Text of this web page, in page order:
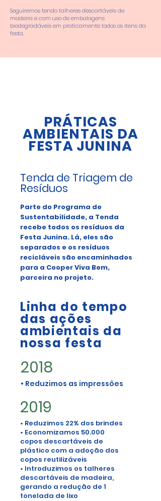
Seguiremos tendo talheres descartáveis de
madeira e com uso de embalagens
biodegradáveis em praticamente todos os itens da
festa.
PRÁTICAS
AMBIENTAIS DA
FESTA JUNINA
Tenda de Triagem de
Resíduos
Parte do Programa de
Sustentabilidade, a Tenda
recebe todos os resíduos da
Festa Junina. Lá, eles são
separados e os resíduos
recicláveis são encaminhados
para a Cooper Viva Bem,
parceira no projeto.
Linha do tempo
das ações
ambientais da
nossa festa
2018
• Reduzimos as impressões
2019
• Reduzimos 22% dos brindes
• Economizamos 50.000
copos descartáveis de
plástico com a adoção dos
copos reutilizáveis
• Introduzimos os talheres
descartáveis de madeira,
gerando a redução de 1
tonelada de lixo